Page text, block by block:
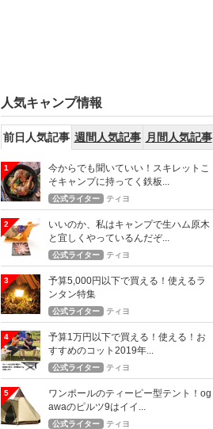
人気キャンプ情報
前日人気記事 週間人気記事 月間人気記事
1
今からでも聞いていい！スキレットこ
そキャンプに持ってく鉄板...
公式ライター ティヨ
2
いいのか、私はキャンプで生ハム原木
と宜しくやっているんだぞ...
公式ライター ティヨ
3
予算5,000円以下で買える！使えるラ
ンタン特集
公式ライター ティヨ
4
予算1万円以下で買える！使える！お
すすめのコット2019年...
公式ライター ティヨ
5
ワンポールのティーピー型テント！og
awaのピルツ9はイイ...
公式ライター ティヨ